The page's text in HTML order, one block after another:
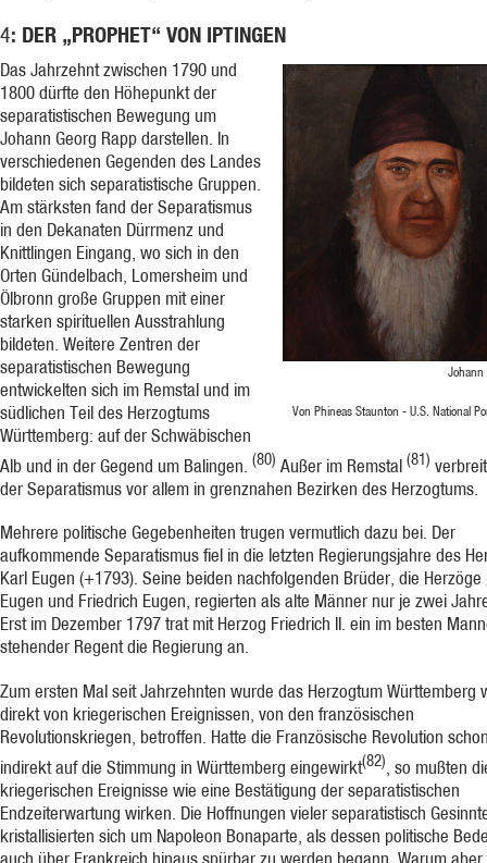
4: DER „PROPHET“ VON IPTINGEN
Johann
Von Phineas Staunton - U.S. National
Das Jahrzehnt zwischen 1790 und
1800 dürfte den Höhepunkt der
separatistischen Bewegung um
Johann Georg Rapp darstellen. In
verschiedenen Gegenden des Landes
bildeten sich separatistische Gruppen.
Am stärksten fand der Separatismus
in den Dekanaten Dürrmenz und
Knittlingen Eingang, wo sich in den
Orten Gündelbach, Lomersheim und
Ölbronn große Gruppen mit einer
starken spirituellen Ausstrahlung
bildeten. Weitere Zentren der
separatistischen Bewegung
entwickelten sich im Remstal und im
südlichen Teil des Herzogtums
Württemberg: auf der Schwäbischen
Alb und in der Gegend um Balingen. (80) Außer im Remstal (81)
der Separatismus vor allem in grenznahen Bezirken des Herzogtums.
Mehrere politische Gegebenheiten trugen vermutlich dazu bei. Der
aufkommende Separatismus fiel in die letzten Regierungsjahre des
Karl Eugen (+1793). Seine beiden nachfolgenden Brüder, die
Eugen und Friedrich Eugen, regierten als alte Männer nur je zwei
Erst im Dezember 1797 trat mit Herzog Friedrich II. ein im besten
stehender Regent die Regierung an.
Zum ersten Mal seit Jahrzehnten wurde das Herzogtum Württemberg
direkt von kriegerischen Ereignissen, von den französischen
Revolutionskriegen, betroffen. Hatte die Französische Revolution
indirekt auf die Stimmung in Württemberg eingewirkt(82) , so mußten
kriegerischen Ereignisse wie eine Bestätigung der separatistischen
Endzeiterwartung wirken. Die Hoffnungen vieler separatistisch
kristallisierten sich um Napoleon Bonaparte, als dessen politische
auch über Frankreich hinaus spürbar zu werden begann. Warum aber